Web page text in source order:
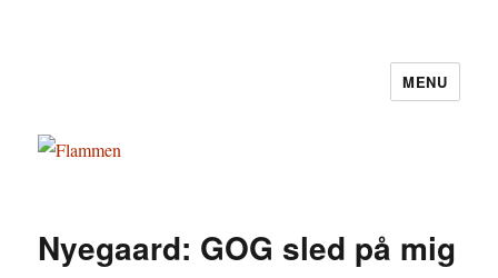
MENU
Nyegaard: GOG sled på mig